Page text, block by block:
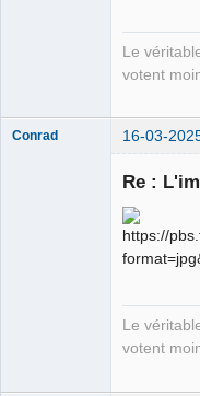
Le
votent
Conrad 16-03-
Re :
Le
votent